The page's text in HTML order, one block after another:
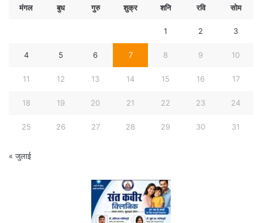
मंगल बुध गुरु शुक्र शनि रवि सोम
1 2 3
4 5 6 7 8 9 10
11 12 13 14 15 16 17
18 19 20 21 22 23 24
25 26 27 28 29 30 31
« जुलाई